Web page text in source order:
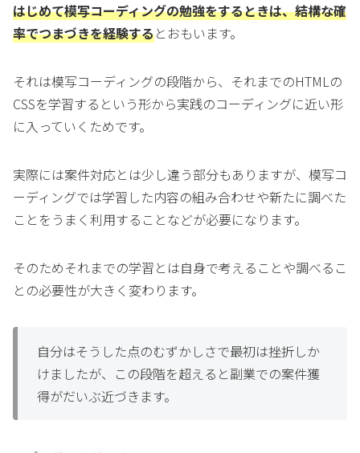
はじめて模写コーディングの勉強をするときは、結構な確
率でつまづきを経験するとおもいます。
それは模写コーディングの段階から、それまでのHTMLの
CSSを学習するという形から実践のコーディングに近い形
に入っていくためです。
実際には案件対応とは少し違う部分もありますが、模写コ
ーディングでは学習した内容の組み合わせや新たに調べた
ことをうまく利用することなどが必要になります。
そのためそれまでの学習とは自身で考えることや調べるこ
との必要性が大きく変わります。
自分はそうした点のむずかしさで最初は挫折しか
けましたが、この段階を超えると副業での案件獲
得がだいぶ近づきます。